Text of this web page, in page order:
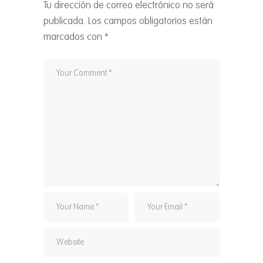
Tu dirección de correo electrónico no será
publicada. Los campos obligatorios están
marcados con *